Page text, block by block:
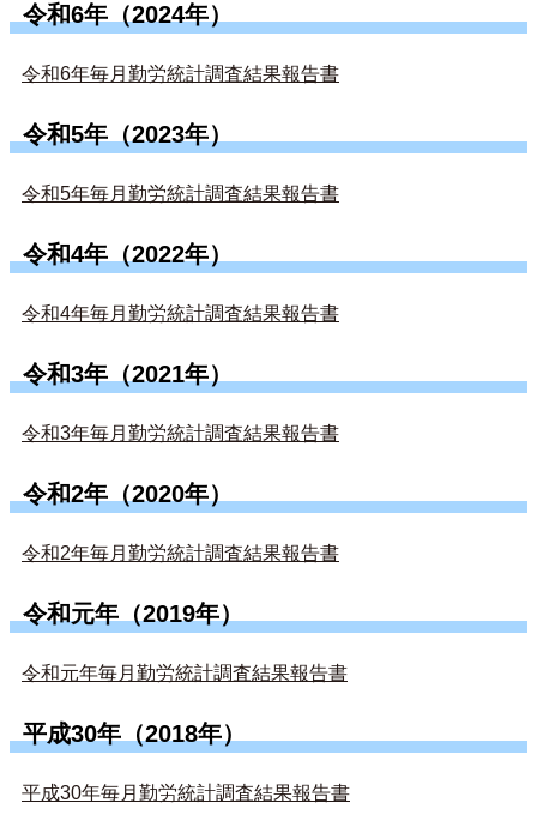
令和6年（2024年）
令和6年毎月勤労統計調査結果報告書
令和5年（2023年）
令和5年毎月勤労統計調査結果報告書
令和4年（2022年）
令和4年毎月勤労統計調査結果報告書
令和3年（2021年）
令和3年毎月勤労統計調査結果報告書
令和2年（2020年）
令和2年毎月勤労統計調査結果報告書
令和元年（2019年）
令和元年毎月勤労統計調査結果報告書
平成30年（2018年）
平成30年毎月勤労統計調査結果報告書